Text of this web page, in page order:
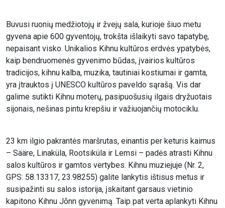
Buvusi ruonių medžiotojų ir žvejų sala, kurioje šiuo metu
gyvena apie 600 gyventojų, trokšta išlaikyti savo tapatybę,
nepaisant visko. Unikalios Kihnu kultūros erdvės ypatybės,
kaip bendruomenės gyvenimo būdas, įvairios kultūros
tradicijos, kihnu kalba, muzika, tautiniai kostiumai ir gamta,
yra įtrauktos į UNESCO kultūros paveldo sąrašą. Vis dar
galime sutikti Kihnu moterų, pasipuošusių ilgais dryžuotais
sijonais, nešinas pintu krepšiu ir važiuojančių motociklu.
23 km ilgio pakrantės maršrutas, einantis per keturis kaimus
– Sääre, Linaküla, Rootsiküla ir Lemsi – padės atrasti Kihnu
salos kultūros ir gamtos vertybes. Kihnu muziejuje (Nr. 2,
GPS: 58.13317, 23.98255) galite lankytis ištisus metus ir
susipažinti su salos istorija, įskaitant garsaus vietinio
kapitono Kihnu Jõnn gyvenimą. Taip pat verta aplankyti Kihnu